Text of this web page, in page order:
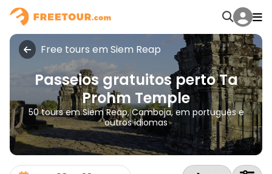
Free tours em Siem Reap
Passeios gratuitos perto Ta
Prohm Temple
50 tours em Siem Reap, Camboja, em português e
outros idiomas